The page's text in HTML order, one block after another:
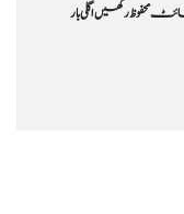
رکھیں اگلی بار